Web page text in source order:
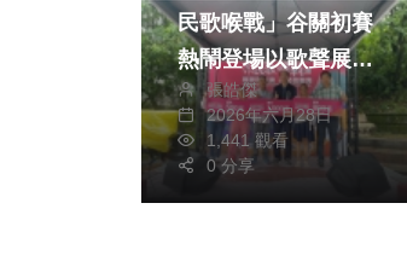
民歌喉戰」谷關初賽
熱鬧登場以歌聲展現
文化魅力 串聯原民
市集帶動產業發展
張皓傑
2026年六月28日
1,441 觀看
0 分享